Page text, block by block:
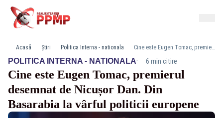
Acasă Știri Politica Interna - nationala Cine este Eugen Tomac, premierul desemnat de Nicușor Dan. Din Basarabia la vârful politicii europene
POLITICA INTERNA - NATIONALA· 6 min citire
Cine este Eugen Tomac, premierul
desemnat de Nicușor Dan. Din
Basarabia la vârful politicii europene